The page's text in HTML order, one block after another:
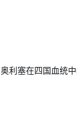
奥利塞在四国血统